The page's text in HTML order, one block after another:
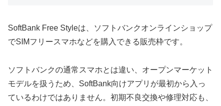
SoftBank Free Styleは、ソフトバンクオンラインショップ
でSIMフリースマホなどを購入できる販売枠です。
ソフトバンクの通常スマホとは違い、オープンマーケット
モデルを扱うため、SoftBank向けアプリが最初から入っ
ているわけではありません。初期不良交換や修理対応も、